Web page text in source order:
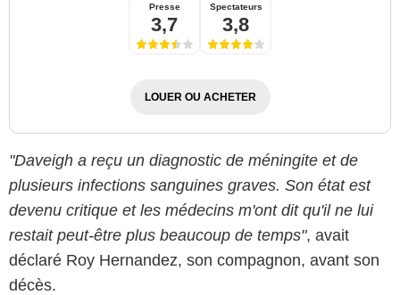
Presse
3,7
Spectateurs
3,8
LOUER OU ACHETER
"Daveigh a reçu un diagnostic de méningite et de
plusieurs infections sanguines graves. Son état est
devenu critique et les médecins m'ont dit qu'il ne lui
restait peut-être plus beaucoup de temps", avait
déclaré Roy Hernandez, son compagnon, avant son
décès.